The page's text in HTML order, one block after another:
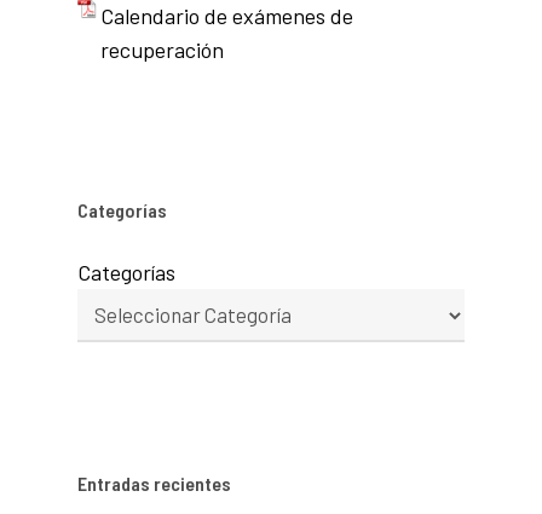
Calendario de exámenes de
recuperación
Categorías
Categorías
Entradas recientes